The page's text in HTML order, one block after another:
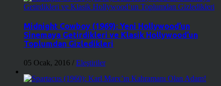
Midnight Cowboy (1969): Yeni Hollywood’un
Sinemaya Getirdikleri ve Klasik Hollywood’un
Toplumdan Gizledikleri
05 Ocak, 2016 / Eleştiriler